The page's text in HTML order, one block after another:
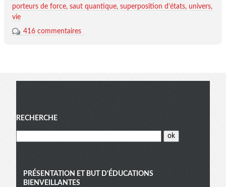
porteurs de force saut quantique superposition d’états univers
vie
416 commentaires
Menu
RECHERCHE
PRÉSENTATION ET BUT D'ÉDUCATIONS
BIENVEILLANTES